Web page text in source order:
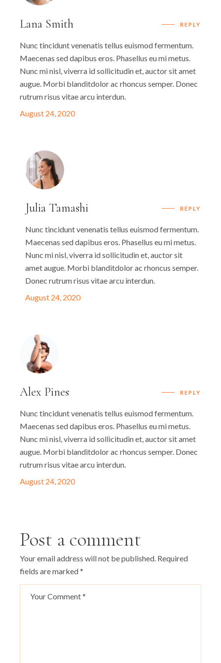
REPLY
Lana Smith
Nunc tincidunt venenatis tellus euismod fermentum.
Maecenas sed dapibus eros. Phasellus eu mi metus.
Nunc mi nisl, viverra id sollicitudin et, auctor sit amet
augue. Morbi blanditdolor ac rhoncus semper. Donec
rutrum risus vitae arcu interdun.
August 24, 2020
REPLY
Julia Tamashi
Nunc tincidunt venenatis tellus euismod fermentum.
Maecenas sed dapibus eros. Phasellus eu mi metus.
Nunc mi nisl, viverra id sollicitudin et, auctor sit
amet augue. Morbi blanditdolor ac rhoncus semper.
Donec rutrum risus vitae arcu interdun.
August 24, 2020
REPLY
Alex Pines
Nunc tincidunt venenatis tellus euismod fermentum.
Maecenas sed dapibus eros. Phasellus eu mi metus.
Nunc mi nisl, viverra id sollicitudin et, auctor sit amet
augue. Morbi blanditdolor ac rhoncus semper. Donec
rutrum risus vitae arcu interdun.
August 24, 2020
Post a comment
Your email address will not be published. Required
fields are marked*